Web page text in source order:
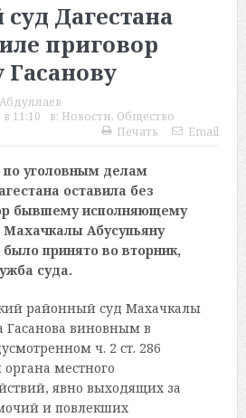
Дагестана
приговор
Гасанову
11:10 в: Новости, Общество
Печать
Email
по уголовным делам
оставила без
бывшему исполняющему
Махачкалы Абусупьяну
принято во вторник,
суда.
районный суд Махачкалы
Гасанова виновным в
ч. 2 ст. 286
местного
явно выходящих за
и повлекших